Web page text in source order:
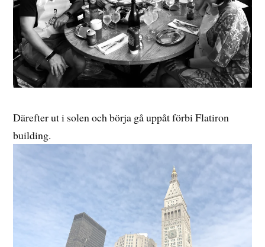
Därefter ut i solen och börja gå uppåt förbi Flatiron
building.